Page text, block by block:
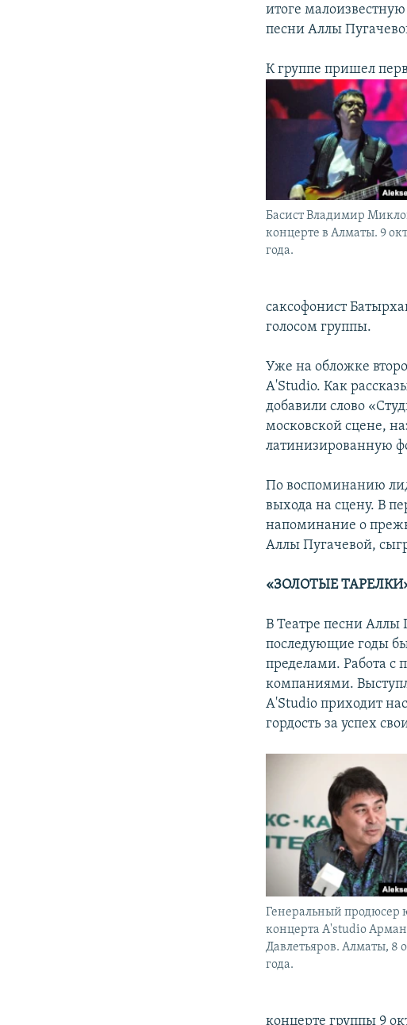
итоге
песни Аллы
К группе пришел
Басист Владимир
концерте в Алматы. 9
года.
саксофонист
голосом группы.
Уже на обложке
A'Studio. Как
добавили слово
московской сцене,
латинизированную
По воспоминанию
выхода на сцену. В
напоминание о
Аллы Пугачевой,
«ЗОЛОТЫЕ
В Театре песни Аллы
последующие годы
пределами. Работа
компаниями.
A'Studio приходит
гордость за успех
Генеральный продюсер
концерта A'studio Арман
Давлетьяров. Алматы, 8
года.
концерте группы 9